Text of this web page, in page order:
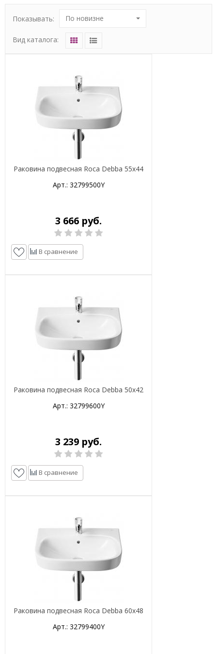
Показывать: По новизне
Вид каталога:
Раковина подвесная Roca Debba 55х44
Арт.: 32799500Y
3 666 руб.
В сравнение
Раковина подвесная Roca Debba 50х42
Арт.: 32799600Y
3 239 руб.
В сравнение
Раковина подвесная Roca Debba 60х48
Арт.: 32799400Y